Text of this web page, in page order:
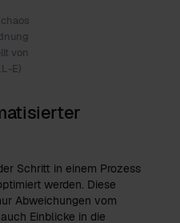
von
E)
Schritt in einem Prozess
werden. Diese
Abweichungen vom
Einblicke in die